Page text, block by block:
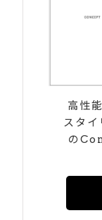
高性
スタ
の